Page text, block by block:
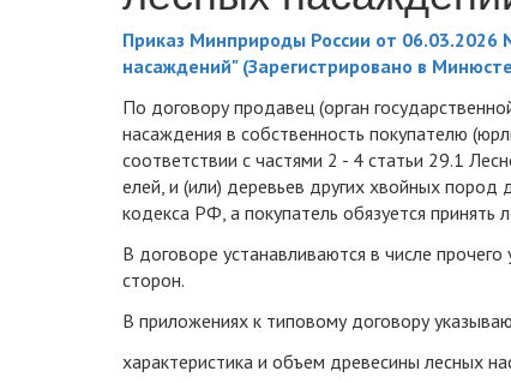
Приказ Минприроды России от 06.03.2026
насаждений" (Зарегистрировано в
По договору продавец (орган
насаждения в собственность покупателю
соответствии с частями 2 - 4 статьи 29.1
елей, и (или) деревьев других хвойных пород
кодекса РФ, а покупатель обязуется принять
В договоре устанавливаются в числе прочего
сторон.
В приложениях к типовому договору
характеристика и объем древесины лесных